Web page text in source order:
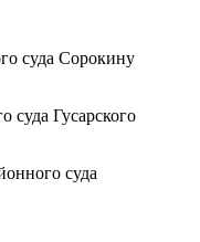
суда Сорокину
суда Гусарского
суда